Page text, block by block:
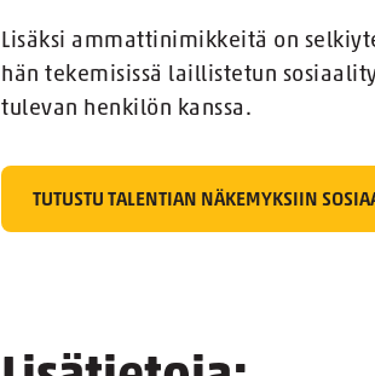
Lisäksi ammattinimikkeitä on
hän tekemisissä laillistetun
tulevan henkilön kanssa.
TUTUSTU TALENTIAN NÄKEMYKSIIN